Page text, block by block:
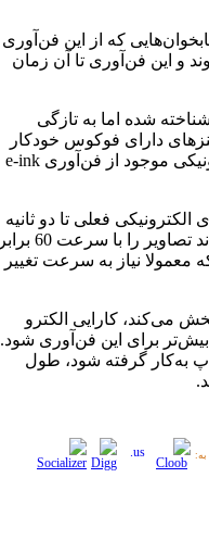
که از این فن‌آوری
2011 روانه بازار شوند و این فن‌آوری تا آن زمان
شده اما به تازگی
دارای فوکوس خودکار
تکمیل شده است اما بیش‌تر کتابخوان‌های الکترونیکی موجود از فن‌آوری e-ink
فعلی تا دو ثانیه
طول می‌کشد اما نمایشگر کتابخوان جدید می‌تواند تصاویر را با سرعت 60 برابر
معمولا نیاز به سرعت تغییر
می‌کند، کارایی الکترو
برای این فن‌آوری شود.
به‌کار گرفته شود، طول